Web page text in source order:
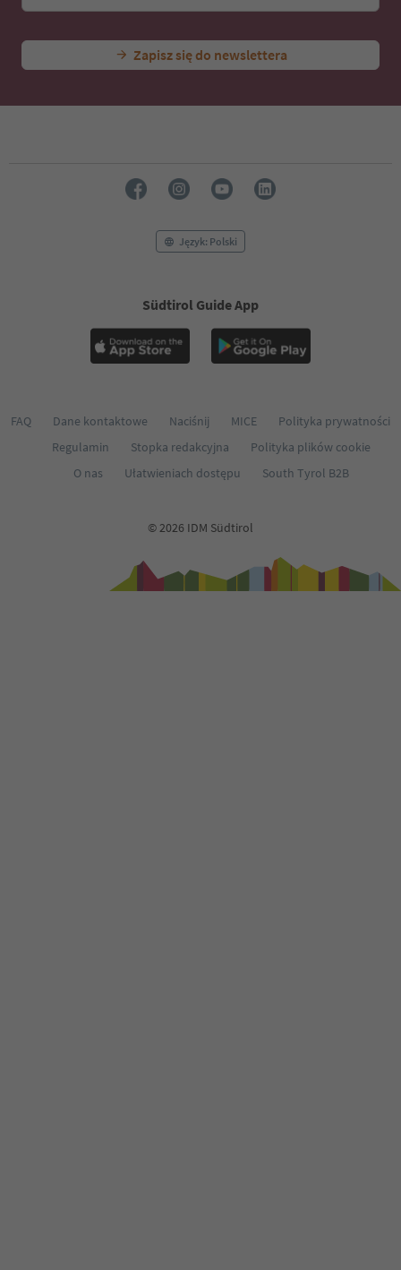
Zapisz się do newslettera
Język: Polski
Südtirol Guide App
FAQ Dane kontaktowe Naciśnij MICE
Polityka prywatności
Regulamin
Stopka redakcyjna
Polityka plików cookie
O nas
Ułatwieniach dostępu South Tyrol B2B
© 2026 IDM Südtirol